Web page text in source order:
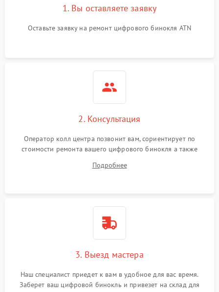
1. Вы оставляете заявку
Оставьте заявку на ремонт цифрового бинокля ATN
2. Консультация
Оператор колл центра позвонит вам, сориентирует по
стоимости ремонта вашего цифрового бинокля а также
Подробнее
3. Выезд мастера
Наш специалист приедет к вам в удобное для вас время.
Заберет ваш цифровой бинокль и привезет на склад для